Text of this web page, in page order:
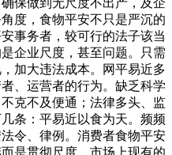
度，食物平安不只是严沉的
事务者，较可行的法子该当
企业尺度，甚至问题。只需
加大违法成本。网平易近多
、运营者的行为。缺乏科学
克不及便通；法律多头、监
条：平易近以食为天。频频
令、律例。消费者食物平安
是贯彻尺度。市场上现有的